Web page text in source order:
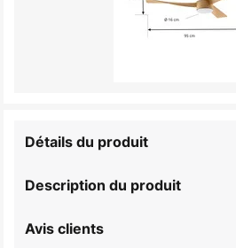
Description du produit
Détails du produit
Avis clients